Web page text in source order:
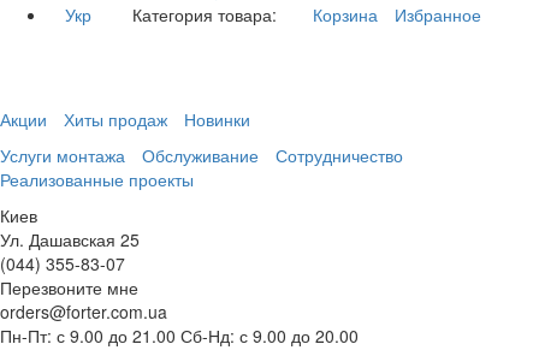
Укр
Категория товара:
Корзина Избранное
Акции Хиты продаж
Новинки
Услуги монтажа
Обслуживание
Сотрудничество
Реализованные проекты
Киев
Ул. Дашавская 25
(044) 355-83-07
Перезвоните мне
orders@forter.com.ua
Пн-Пт: с 9.00 до 21.00 Сб-Нд: с 9.00 до 20.00